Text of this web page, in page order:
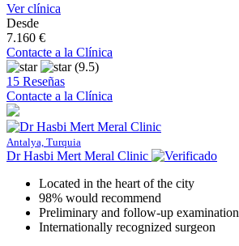
Ver clínica
Desde
7.160 €
Contacte a la Clínica
(9.5)
15 Reseñas
Contacte a la Clínica
Antalya, Turquia
Dr Hasbi Mert Meral Clinic
Located in the heart of the city
98% would recommend
Preliminary and follow-up examination
Internationally recognized surgeon